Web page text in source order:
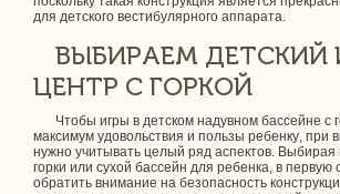
для детского вестибулярного аппарата.
ВЫБИРАЕМ ДЕТСКИЙ
ЦЕНТР С ГОРКОЙ
Чтобы игры в детском надувном бассейне с
максимум удовольствия и пользы ребенку, при
нужно учитывать целый ряд аспектов.
горки или сухой бассейн для ребенка, в первую
обратить внимание на безопасность